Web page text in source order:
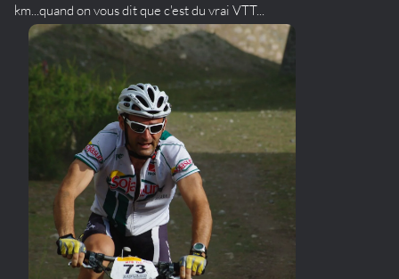
km...quand on vous dit que c'est du vrai VTT...